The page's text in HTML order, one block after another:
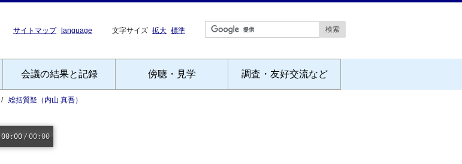
サイトマップ language 文字サイズ 拡大 標準
会議の結果と記録 傍聴・見学 調査・友好交流など
総括質疑（内山 真吾）
00:00 /00:00